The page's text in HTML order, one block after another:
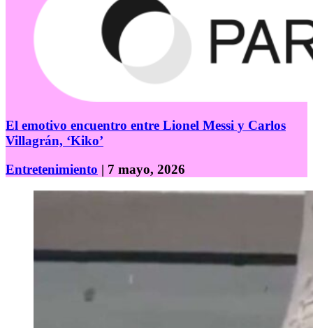
El emotivo encuentro entre Lionel Messi y Carlos
Villagrán, ‘Kiko’
Entretenimiento | 7 mayo, 2026